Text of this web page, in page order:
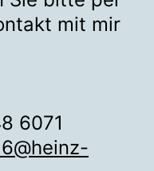
mit mir
6071